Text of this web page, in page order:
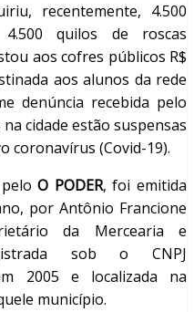
recentemente, 4.500
quilos de roscas
aos cofres públicos R$
aos alunos da rede
denúncia recebida pelo
cidade estão suspensas
coronavírus (Covid-19).
peloO PODER, foi emitida
por Antônio Francione
da Mercearia e
sob o CNPJ
2005 e localizada na
município.